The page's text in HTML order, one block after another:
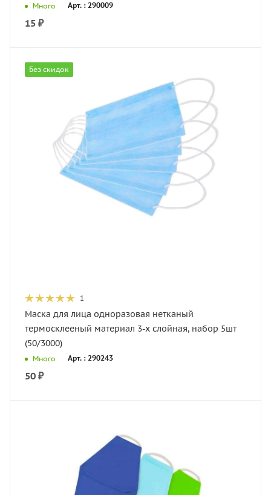
Много Арт. : 290009
15 ₽
Без скидок
1
Маска для лица одноразовая нетканый
термосклееный материал 3-х слойная, набор 5шт
(50/3000)
Много Арт. : 290243
50 ₽